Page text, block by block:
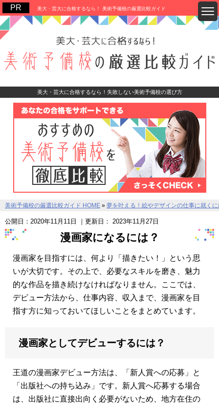
美大・芸大に合格するなら！ 美術予備校の厳選比較ガイド
美大・芸大に合格するなら！失敗しない美術予備校の選び方
美術予備校の厳選比較ガイド HOME » 夢を叶える！絵やデザインの仕事に就く
公開日： 2020年11月11日 ｜更新日： 2023年11月27日
漫画家になるには？
漫画家を目指すには、何より「描きたい！」という思
いが大切です。その上で、必要なスキルを磨き、魅力
的な作品を描き続けなければなりません。ここでは、
デビュー方法から、仕事内容、収入まで、漫画家を目
指す方に知っておいてほしいことをまとめています。
漫画家としてデビューするには？
王道の漫画家デビュー方法は、「新人賞への応募」と
「出版社への持ち込み」です。新人賞へ応募する場合
は、出版社に直接出向く必要がないため、地方在住の